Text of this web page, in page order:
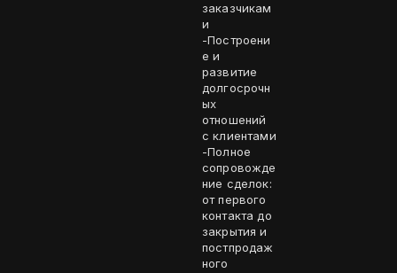
заказчикам
и
-Построени
е и
развитие
долгосрочн
ых
отношений
с клиентами
-Полное
сопровожде
ние сделок:
от первого
контакта до
закрытия и
постпродаж
ного